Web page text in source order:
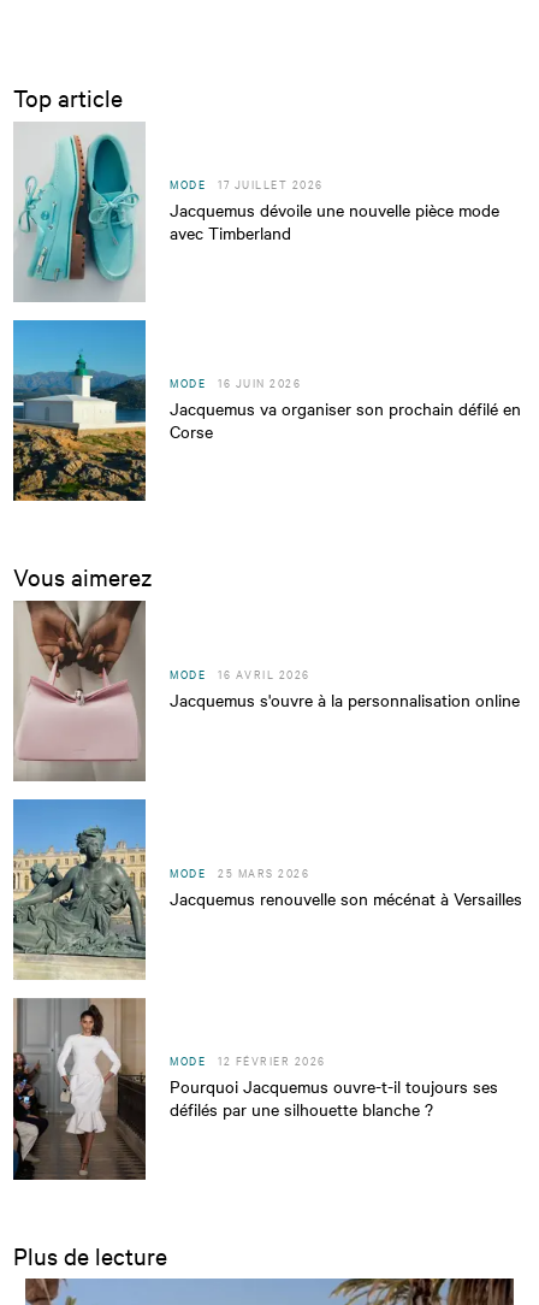
Top article
MODE 17 JUILLET 2026
Jacquemus dévoile une nouvelle pièce mode
avec Timberland
MODE 16 JUIN 2026
Jacquemus va organiser son prochain défilé en
Corse
Vous aimerez
MODE 16 AVRIL 2026
Jacquemus s'ouvre à la personnalisation online
MODE 25 MARS 2026
Jacquemus renouvelle son mécénat à Versailles
MODE 12 FÉVRIER 2026
Pourquoi Jacquemus ouvre-t-il toujours ses
défilés par une silhouette blanche ?
Plus de lecture